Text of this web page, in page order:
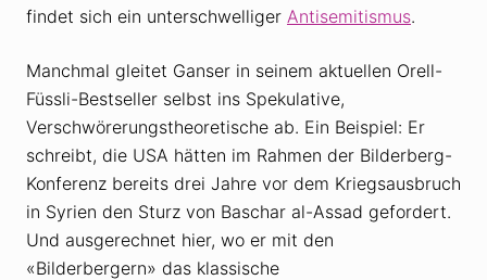
findet sich ein unterschwelliger Antisemitismus.
Manchmal gleitet Ganser in seinem aktuellen Orell-
Füssli-Bestseller selbst ins Spekulative,
Verschwörerungstheoretische ab. Ein Beispiel: Er
schreibt, die USA hätten im Rahmen der Bilderberg-
Konferenz bereits drei Jahre vor dem Kriegsausbruch
in Syrien den Sturz von Baschar al-Assad gefordert.
Und ausgerechnet hier, wo er mit den
«Bilderbergern» das klassische